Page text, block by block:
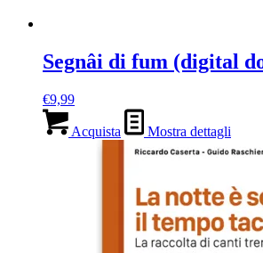
Segnâi di fum (digital
€9,99
Acquista Mostra dettagli